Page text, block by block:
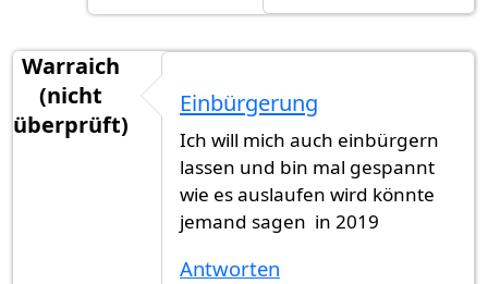
Warraich
(nicht
überprüft)
Einbürgerung
Ich will mich auch einbürgern
lassen und bin mal gespannt
wie es auslaufen wird könnte
jemand sagen in 2019
Antworten